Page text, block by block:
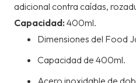
adicional contra caídas,
Capacidad: 400ml.
Dimensiones del Food
Capacidad de 400ml.